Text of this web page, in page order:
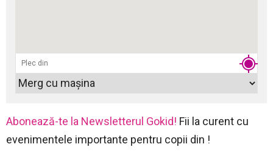
Abonează-te la Newsletterul Gokid! Fii la curent cu
evenimentele importante pentru copii din !